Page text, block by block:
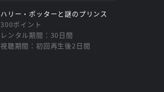
ハリー・ポッターと謎のプリンス
300ポイント
レンタル期間：30日間
視聴期間：初回再生後2日間